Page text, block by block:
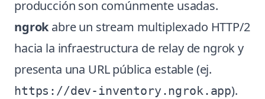
producción son comúnmente usadas.
ngrok abre un stream multiplexado HTTP/2
hacia la infraestructura de relay de ngrok y
presenta una URL pública estable (ej.
https://dev-inventory.ngrok.app).